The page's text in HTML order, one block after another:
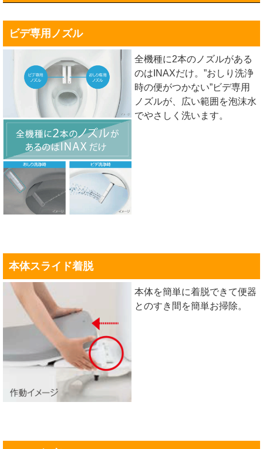
ビデ専用ノズル
全機種に2本のノズルがある
のはINAXだけ。”おしり洗浄
時の便がつかない”ビデ専用
ノズルが、広い範囲を泡沫水
でやさしく洗います。
本体スライド着脱
本体を簡単に着脱できて便器
とのすき間を簡単お掃除。